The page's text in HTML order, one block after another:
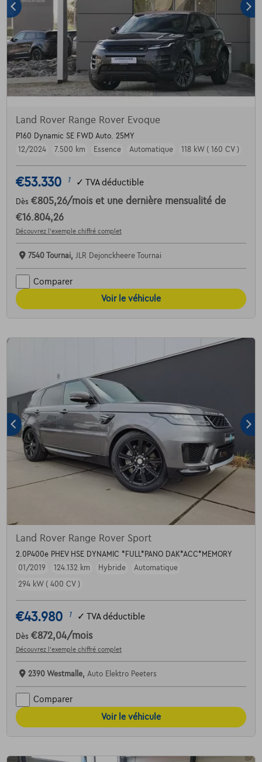
Land Rover Range Rover Evoque
P160 Dynamic SE FWD Auto. 25MY
12/2024
7.500 km Essence Automatique 118 kW ( 160 CV )
€53.330 1 ✓ TVA déductible
Dès €805,26/mois et une dernière mensualité de
€16.804,26
Découvrez l’exemple chiffré complet
7540 Tournai, JLR Dejonckheere Tournai
Comparer
Voir le véhicule
Land Rover Range Rover Sport
2.0P400e PHEV HSE DYNAMIC *FULL*PANO DAK*ACC*MEMORY
01/2019
124.132 km Hybride
Automatique
294 kW ( 400 CV )
€43.980 1 ✓ TVA déductible
Dès €872,04/mois
Découvrez l’exemple chiffré complet
2390 Westmalle, Auto Elektro Peeters
Comparer
Voir le véhicule